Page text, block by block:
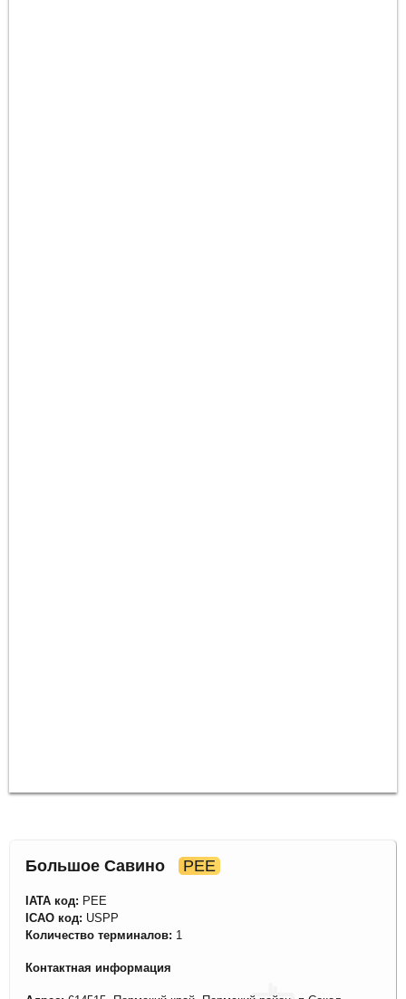
Большое Савино PEE
IATA код: PEE
ICAO код: USPP
Количество терминалов: 1
Контактная информация